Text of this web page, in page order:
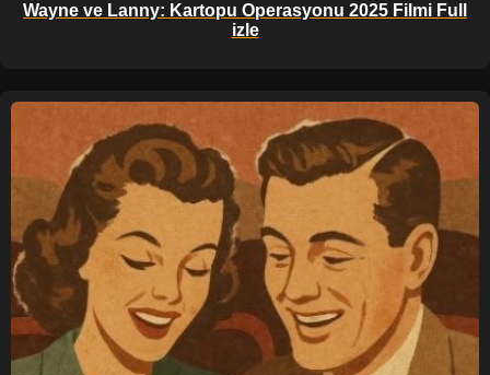
Wayne ve Lanny: Kartopu Operasyonu 2025 Filmi Full
izle